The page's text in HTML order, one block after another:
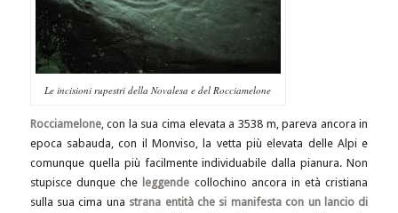
Le incisioni rupestri della Novalesa e del Rocciamelone
Rocciamelone, con la sua cima elevata a 3538 m, pareva ancora in
epoca sabauda, con il Monviso, la vetta più elevata delle Alpi e
comunque quella più facilmente individuabile dalla pianura. Non
stupisce dunque che leggende collochino ancora in età cristiana
sulla sua cima una strana entità che si manifesta con un lancio di